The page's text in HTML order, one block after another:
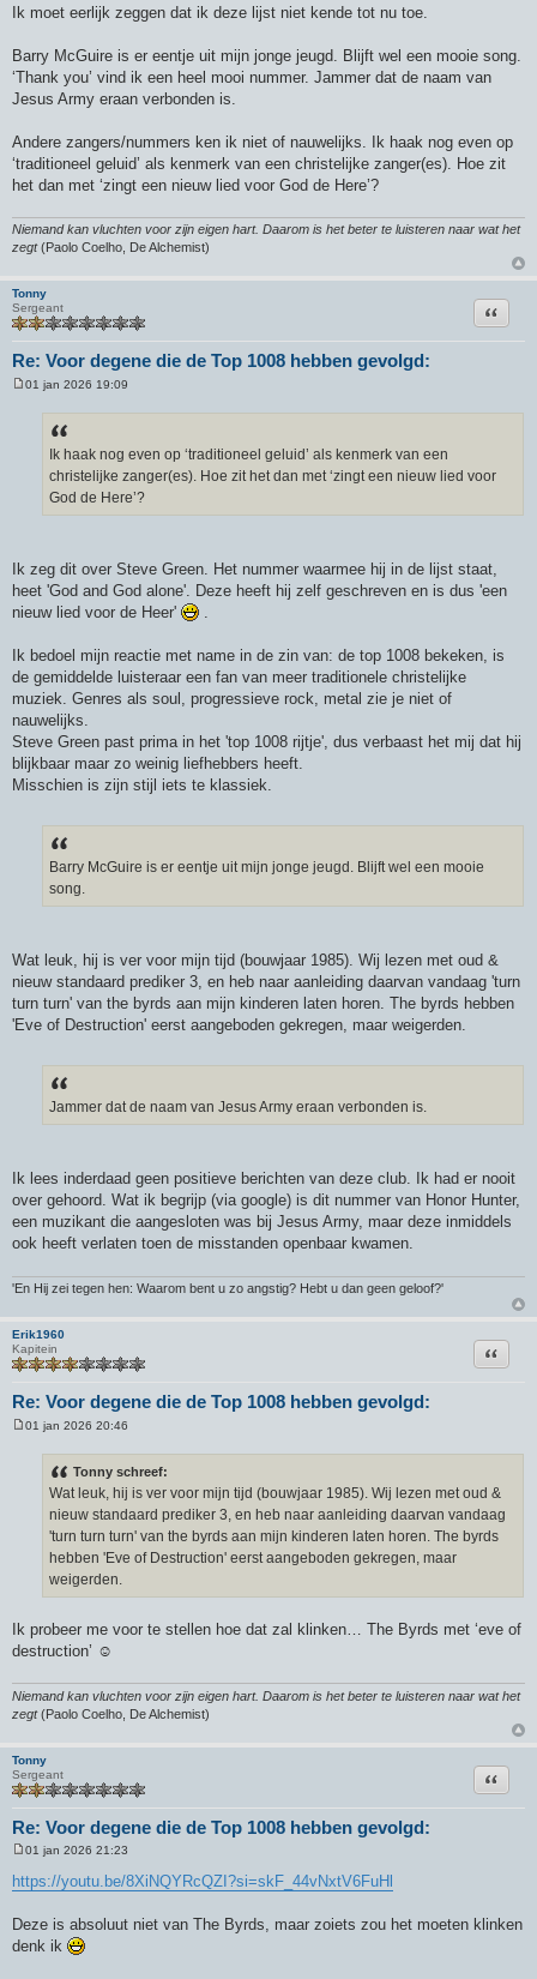
h
t
Ik moet eerlijk zeggen dat ik deze lijst niet kende tot nu toe.
Barry McGuire is er eentje uit mijn jonge jeugd. Blijft wel een mooie song.
‘Thank you’ vind ik een heel mooi nummer. Jammer dat de naam van
Jesus Army eraan verbonden is.
Andere zangers/nummers ken ik niet of nauwelijks. Ik haak nog even op
‘traditioneel geluid’ als kenmerk van een christelijke zanger(es). Hoe zit
het dan met ‘zingt een nieuw lied voor God de Here’?
Niemand kan vluchten voor zijn eigen hart. Daarom is het beter te luisteren naar wat het
zegt(Paolo Coelho, De Alchemist)
Tonny
Sergeant
Re: Voor degene die de Top 1008 hebben gevolgd:
Citeer
01 jan 2026 19:09
Ik haak nog even op ‘traditioneel geluid’ als kenmerk van een
christelijke zanger(es). Hoe zit het dan met ‘zingt een nieuw lied voor
God de Here’?
Ik zeg dit over Steve Green. Het nummer waarmee hij in de lijst staat,
heet 'God and God alone'. Deze heeft hij zelf geschreven en is dus 'een
nieuw lied voor de Heer'
.
Ik bedoel mijn reactie met name in de zin van: de top 1008 bekeken, is
de gemiddelde luisteraar een fan van meer traditionele christelijke
muziek. Genres als soul, progressieve rock, metal zie je niet of
nauwelijks.
Steve Green past prima in het 'top 1008 rijtje', dus verbaast het mij dat hij
blijkbaar maar zo weinig liefhebbers heeft.
Misschien is zijn stijl iets te klassiek.
Barry McGuire is er eentje uit mijn jonge jeugd. Blijft wel een mooie
song.
Wat leuk, hij is ver voor mijn tijd (bouwjaar 1985). Wij lezen met oud &
nieuw standaard prediker 3, en heb naar aanleiding daarvan vandaag 'turn
turn turn' van the byrds aan mijn kinderen laten horen. The byrds hebben
'Eve of Destruction' eerst aangeboden gekregen, maar weigerden.
Jammer dat de naam van Jesus Army eraan verbonden is.
Ik lees inderdaad geen positieve berichten van deze club. Ik had er nooit
over gehoord. Wat ik begrijp (via google) is dit nummer van Honor Hunter,
een muzikant die aangesloten was bij Jesus Army, maar deze inmiddels
ook heeft verlaten toen de misstanden openbaar kwamen.
'En Hij zei tegen hen: Waarom bent u zo angstig? Hebt u dan geen geloof?'
Erik1960
Kapitein
Re: Voor degene die de Top 1008 hebben gevolgd:
Citeer
01 jan 2026 20:46
Tonny schreef:
Wat leuk, hij is ver voor mijn tijd (bouwjaar 1985). Wij lezen met oud &
nieuw standaard prediker 3, en heb naar aanleiding daarvan vandaag
'turn turn turn' van the byrds aan mijn kinderen laten horen. The byrds
hebben 'Eve of Destruction' eerst aangeboden gekregen, maar
weigerden.
Ik probeer me voor te stellen hoe dat zal klinken… The Byrds met ‘eve of
destruction’ ☺️
Niemand kan vluchten voor zijn eigen hart. Daarom is het beter te luisteren naar wat het
zegt(Paolo Coelho, De Alchemist)
Tonny
Sergeant
Re: Voor degene die de Top 1008 hebben gevolgd:
Citeer
e
r
h
t
01 jan 2026 21:23
https://youtu.be/8XiNQYRcQZI?si=skF_44vNxtV6FuHl
Deze is absoluut niet van The Byrds, maar zoiets zou het moeten klinken
denk ik